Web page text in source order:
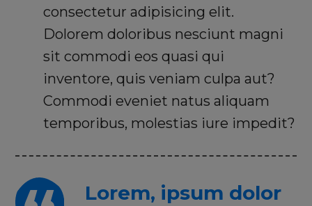
consectetur adipisicing elit.
Dolorem doloribus nesciunt magni
sit commodi eos quasi qui
inventore, quis veniam culpa aut?
Commodi eveniet natus aliquam
temporibus, molestias iure impedit?
Lorem, ipsum dolor